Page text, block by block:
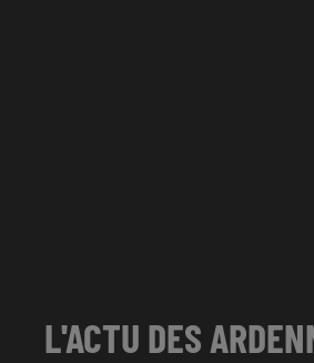
L'ACTU DES